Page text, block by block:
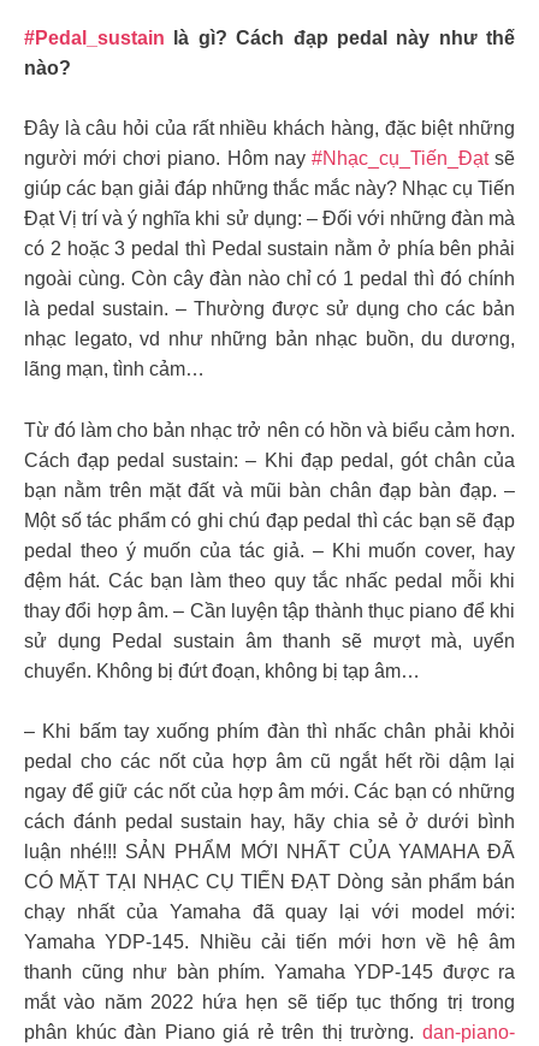
#Pedal_sustain là gì? Cách đạp pedal này như thế
nào?
Đây là câu hỏi của rất nhiều khách hàng, đặc biệt những
người mới chơi piano. Hôm nay #Nhạc_cụ_Tiến_Đạtsẽ
giúp các bạn giải đáp những thắc mắc này? Nhạc cụ Tiến
Đạt Vị trí và ý nghĩa khi sử dụng: – Đối với những đàn mà
có 2 hoặc 3 pedal thì Pedal sustain nằm ở phía bên phải
ngoài cùng. Còn cây đàn nào chỉ có 1 pedal thì đó chính
là pedal sustain. – Thường được sử dụng cho các bản
nhạc legato, vd như những bản nhạc buồn, du dương,
lãng mạn, tình cảm…
Từ đó làm cho bản nhạc trở nên có hồn và biểu cảm hơn.
Cách đạp pedal sustain: – Khi đạp pedal, gót chân của
bạn nằm trên mặt đất và mũi bàn chân đạp bàn đạp. –
Một số tác phẩm có ghi chú đạp pedal thì các bạn sẽ đạp
pedal theo ý muốn của tác giả. – Khi muốn cover, hay
đệm hát. Các bạn làm theo quy tắc nhấc pedal mỗi khi
thay đổi hợp âm. – Cần luyện tập thành thục piano để khi
sử dụng Pedal sustain âm thanh sẽ mượt mà, uyển
chuyển. Không bị đứt đoạn, không bị tạp âm…
– Khi bấm tay xuống phím đàn thì nhấc chân phải khỏi
pedal cho các nốt của hợp âm cũ ngắt hết rồi dậm lại
ngay để giữ các nốt của hợp âm mới. Các bạn có những
cách đánh pedal sustain hay, hãy chia sẻ ở dưới bình
luận nhé!!! SẢN PHẨM MỚI NHẤT CỦA YAMAHA ĐÃ
CÓ MẶT TẠI NHẠC CỤ TIẾN ĐẠT Dòng sản phẩm bán
chạy nhất của Yamaha đã quay lại với model mới:
Yamaha YDP-145. Nhiều cải tiến mới hơn về hệ âm
thanh cũng như bàn phím. Yamaha YDP-145 được ra
mắt vào năm 2022 hứa hẹn sẽ tiếp tục thống trị trong
phân khúc đàn Piano giá rẻ trên thị trường. dan-piano-